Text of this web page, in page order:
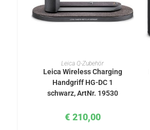
IN DEN WARENKORB
Leica Q-Zubehör
Leica Wireless Charging
Handgriff HG-DC 1
schwarz, ArtNr. 19530
€ 210,00